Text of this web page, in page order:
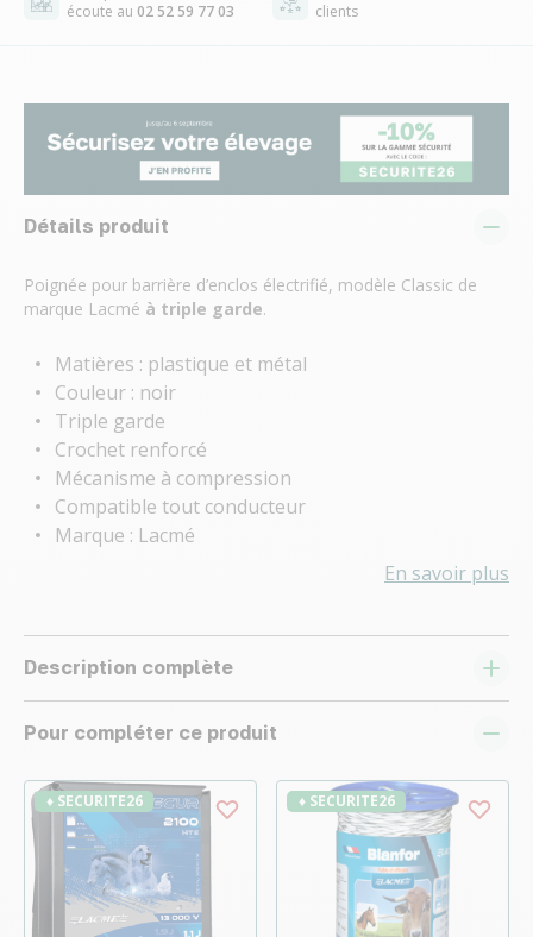
écoute au 02 52 59 77 03
clients
Détails produit
Poignée pour barrière d’enclos électrifié, modèle Classic de
marque Lacmé à triple garde.
Matières : plastique et métal
Couleur : noir
Triple garde
Crochet renforcé
Mécanisme à compression
Compatible tout conducteur
Marque : Lacmé
En savoir plus
Description complète
Pour compléter ce produit
♦ SECURITE26 ♦ SECURITE26